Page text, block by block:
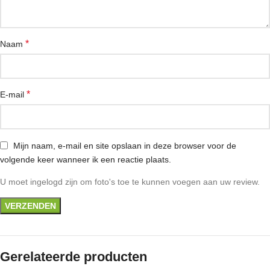
Naam *
E-mail *
Mijn naam, e-mail en site opslaan in deze browser voor de
volgende keer wanneer ik een reactie plaats.
U moet ingelogd zijn om foto's toe te kunnen voegen aan uw review.
Gerelateerde producten